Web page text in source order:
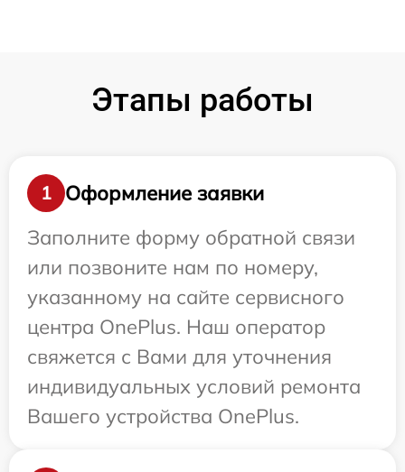
Этапы работы
1
Оформление заявки
Заполните форму обратной связи
или позвоните нам по номеру,
указанному на сайте сервисного
центра OnePlus. Наш оператор
свяжется с Вами для уточнения
индивидуальных условий ремонта
Вашего устройства OnePlus.